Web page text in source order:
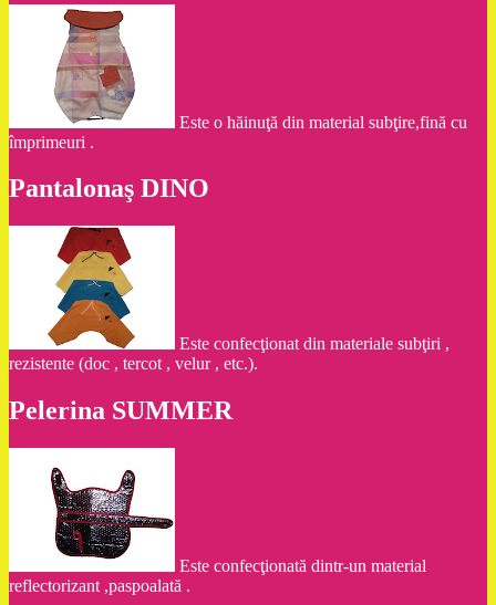
Este o hăinuţă din material subţire,fină cu
împrimeuri .
Pantalonaş DINO
Este confecţionat din materiale subţiri ,
rezistente (doc , tercot , velur , etc.).
Pelerina SUMMER
Este confecţionată dintr-un material
reflectorizant ,paspoalată .